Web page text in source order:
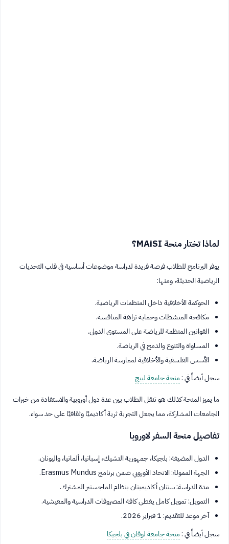
لماذا تختار منحة MAiSI؟
يوفر البرنامج للطلاب فرصة فريدة لدراسة موضوعات أساسية في قلب التحديات
الرياضية الحديثة، ومنها:
الحوكمة الأخلاقية داخل المنظمات الرياضية.
مكافحة المنشطات وحماية نزاهة المنافسة.
القوانين المنظمة للرياضة على المستوى الدولي.
المساواة والتنوع والدمج في الرياضة.
الأسس الفلسفية والأخلاقية لممارسة الرياضة.
سجل أيضاً في :منحة جامعة لييج
ما يميز المنحة كذلك هو تنقل الطلاب بين عدة دول أوروبية والاستفادة من خبرات
الجامعات المشاركة، مما يجعل التجربة ثرية أكاديميًا وثقافيًا على حد سواء.
تفاصيل منحة السفر لاوروبا
الدول المضيفة: بلجيكا، جمهورية التشيك، إسبانيا، ألمانيا، واليونان.
الجهة الممولة: الاتحاد الأوروبي ضمن برنامج Erasmus Mundus.
مدة الدراسة: سنتان أكاديميتان بنظام الماجستير المشترك.
التمويل: تمويل كامل يغطي كافة المصروفات الدراسية والمعيشية.
آخر موعد للتقديم: 1 فبراير 2026.
سجل أيضاً في :منحة جامعة لوفان في بلجيكا